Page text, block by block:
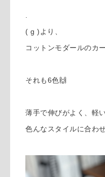
( g )より、
コットンモダールのカ
それも6色🙌
薄手で伸びがよく、軽
色んなスタイルに合わ